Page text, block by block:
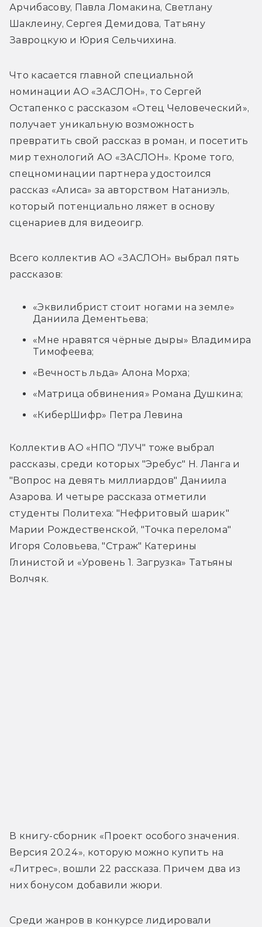
Арчибасову, Павла Ломакина, Светлану
Шаклеину, Сергея Демидова, Татьяну
Завроцкую и Юрия Сельчихина.
Что касается главной специальной
номинации АО «ЗАСЛОН», то Сергей
Остапенко с рассказом «Отец Человеческий»,
получает уникальную возможность
превратить свой рассказ в роман, и посетить
мир технологий АО «ЗАСЛОН». Кроме того,
спецноминации партнера удостоился
рассказ «Алиса» за авторством Натаниэль,
который потенциально ляжет в основу
сценариев для видеоигр.
Всего коллектив АО «ЗАСЛОН» выбрал пять
рассказов:
«Эквилибрист стоит ногами на земле»
Даниила Дементьева;
«Мне нравятся чёрные дыры» Владимира
Тимофеева;
«Вечность льда»Алона Морха;
«Матрица обвинения» Романа Душкина;
«КиберШифр» Петра Левина
Коллектив АО «НПО "ЛУЧ" тоже выбрал
рассказы, среди которых "Эребус" Н. Ланга и
"Вопрос на девять миллиардов" Даниила
Азарова. И четыре рассказа отметили
студенты Политеха: "Нефритовый шарик"
Марии Рождественской, "Точка перелома"
Игоря Соловьева, "Страж" Катерины
Глинистой и «Уровень 1. Загрузка» Татьяны
Волчяк.
В книгу-сборник «Проект особого значения.
Версия 20.24», которую можно купить на
«Литрес», вошли 22 рассказа. Причем два из
них бонусом добавили жюри.
Среди жанров в конкурсе лидировали